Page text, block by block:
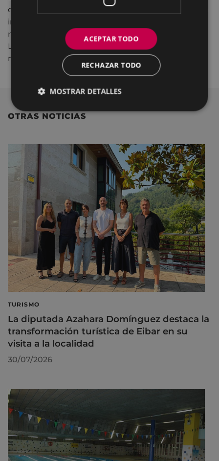
datos: nombre y apellidos, edad, e-mail y teléfono, e
indicando el punto de encuentro elegido. Es
necesario recibir la confirmación de la aceptación.
Las inscripciones podrán realizarse hasta el 2 de
marzo.
OTRAS NOTICIAS
TURISMO
La diputada Azahara Domínguez destaca la
transformación turística de Eibar en su
visita a la localidad
30/07/2026
ACEPTAR TODO
RECHAZAR TODO
MOSTRAR DETALLES